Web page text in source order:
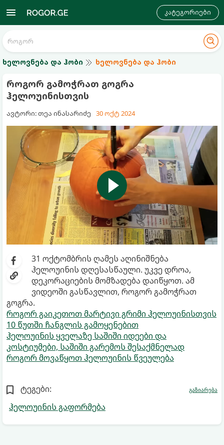
კატეგორიები
ხელოვნება და ჰობი ხელოვნება და ჰობი
როგორ გამოჭრათ გოგრა
ჰელოუინისთვის
ავტორი: თეა ინასარიძე 30 ოქტ 2024
31 ოქტომბრის ღამეს აღინიშნება
ჰელოუინის დღესასწაული. უკვე დროა,
დეკორაციების მომზადება დაიწყოთ. ამ
ვიდეოში გასწავლით, როგორ გამოჭრათ
გოგრა.
როგორ გაიკეთოთ მარტივი გრიმი ჰელოუინისთვის
10 წუთში ჩანგლის გამოყენებით
ჰელოუინის ყველაზე საშიში იდეები და
კოსტიუმები, საშიში გარემოს შესაქმნელად
როგორ მოვაწყოთ ჰელოუინის წვეულება
ტეგები:
ჰელოუინის გაფორმება
გაზიარება